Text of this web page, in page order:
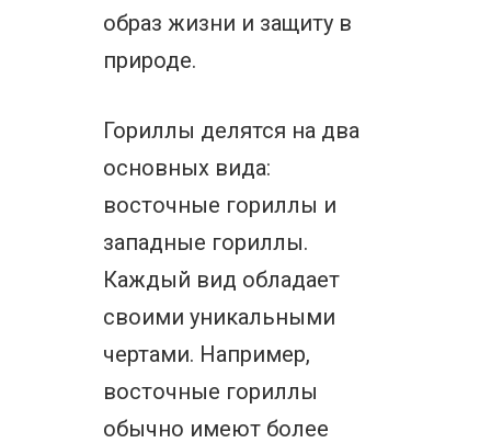
образ жизни и защиту в
природе.
Гориллы делятся на два
основных вида:
восточные гориллы и
западные гориллы.
Каждый вид обладает
своими уникальными
чертами. Например,
восточные гориллы
обычно имеют более